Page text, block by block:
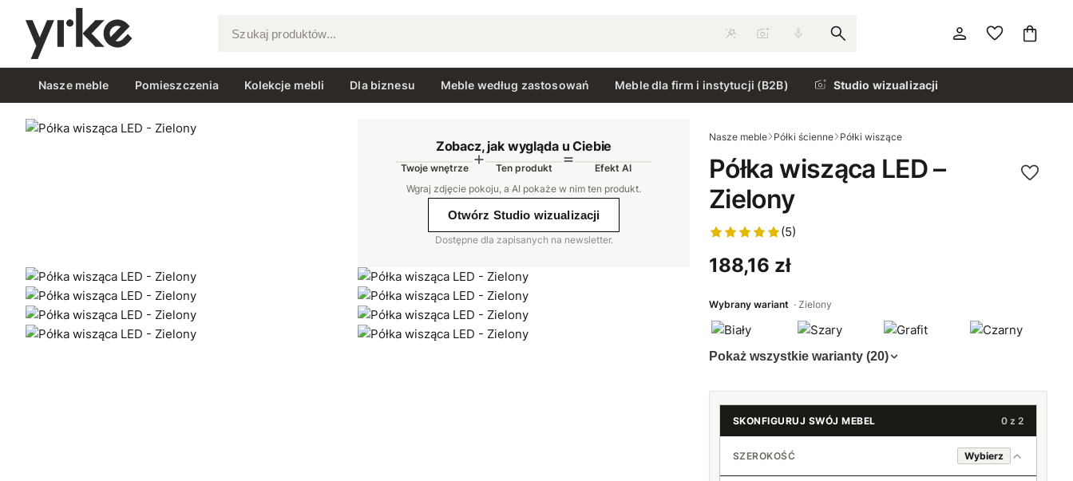
Szukaj produktów...
Nasze meble Pomieszczenia Kolekcje mebli Dla biznesu Meble według zastosowań Meble dla firm i instytucji (B2B) Studio wizualizacji
Zobacz, jak wygląda u Ciebie
Twoje wnętrze Ten produkt
Efekt AI
Wgraj zdjęcie pokoju, a AI pokaże w nim ten produkt.
Otwórz Studio wizualizacji
Dostępne dla zapisanych na newsletter.
Nasze meble Półki ścienne Półki wiszące
Półka wisząca LED –
Zielony
(5)
188,16 zł
Wybrany wariant Zielony
Pokaż wszystkie warianty (20)
SKONFIGURUJ SWÓJ MEBEL 0 z 2
SZEROKOŚĆ Wybierz